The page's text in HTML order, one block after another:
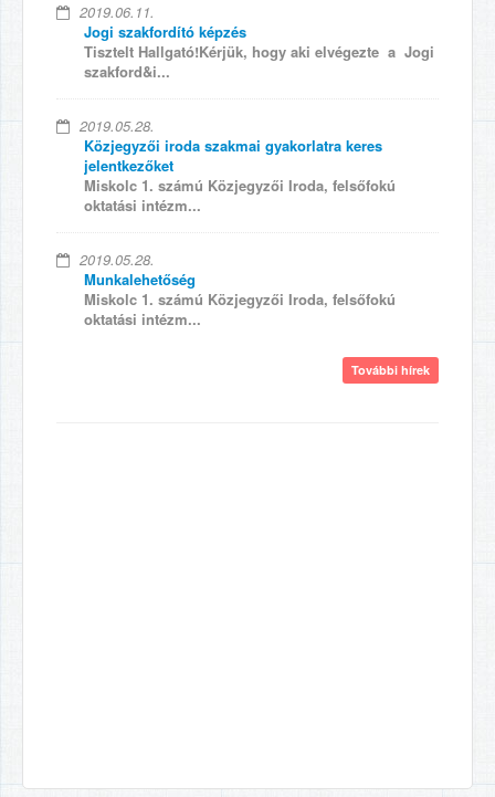
2019.06.11.
Jogi szakfordító képzés
Tisztelt Hallgató!Kérjük, hogy aki elvégezte a Jogi
szakford&i...
2019.05.28.
Közjegyzői iroda szakmai gyakorlatra keres
jelentkezőket
Miskolc 1. számú Közjegyzői Iroda, felsőfokú
oktatási intézm...
2019.05.28.
Munkalehetőség
Miskolc 1. számú Közjegyzői Iroda, felsőfokú
oktatási intézm...
További hírek